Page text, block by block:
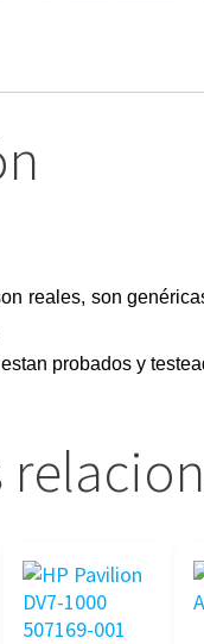
reales, son
probados y